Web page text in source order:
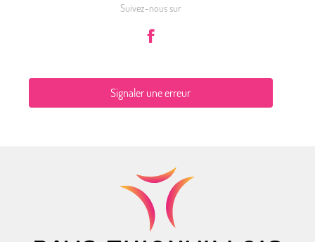
Suivez-nous sur
Signaler une erreur